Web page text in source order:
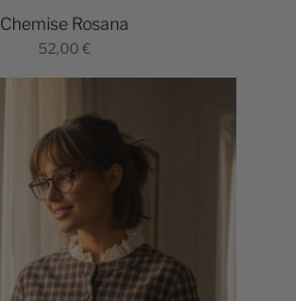
Chemise Rosana
52,00 €